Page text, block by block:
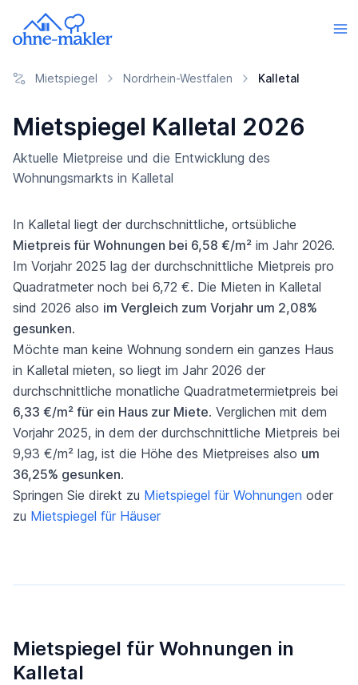
Mietspiegel Nordrhein-Westfalen Kalletal
Mietspiegel Kalletal 2026
Aktuelle Mietpreise und die Entwicklung des
Wohnungsmarkts in Kalletal
In Kalletal liegt der durchschnittliche, ortsübliche
Mietpreis für Wohnungen bei 6,58 €/m² im Jahr 2026.
Im Vorjahr 2025 lag der durchschnittliche Mietpreis pro
Quadratmeter noch bei 6,72 €. Die Mieten in Kalletal
sind 2026 also im Vergleich zum Vorjahr um 2,08%
gesunken.
Möchte man keine Wohnung sondern ein ganzes Haus
in Kalletal mieten, so liegt im Jahr 2026 der
durchschnittliche monatliche Quadratmetermietpreis bei
6,33 €/m² für ein Haus zur Miete. Verglichen mit dem
Vorjahr 2025, in dem der durchschnittliche Mietpreis bei
9,93 €/m² lag, ist die Höhe des Mietpreises also um
36,25% gesunken.
Springen Sie direkt zu Mietspiegel für Wohnungen oder
zu Mietspiegel für Häuser
Mietspiegel für Wohnungen in
Kalletal